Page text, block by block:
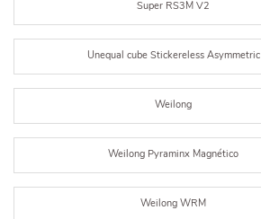
Super RS3M V2
Unequal cube Stickereless Asymmetric
Weilong
Weilong Pyraminx Magnético
Weilong WRM